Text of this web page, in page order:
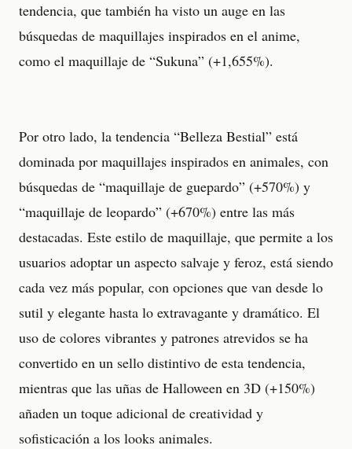
tendencia, que también ha visto un auge en las
búsquedas de maquillajes inspirados en el anime,
como el maquillaje de “Sukuna” (+1,655%).
Por otro lado, la tendencia “Belleza Bestial” está
dominada por maquillajes inspirados en animales, con
búsquedas de “maquillaje de guepardo” (+570%) y
“maquillaje de leopardo” (+670%) entre las más
destacadas. Este estilo de maquillaje, que permite a los
usuarios adoptar un aspecto salvaje y feroz, está siendo
cada vez más popular, con opciones que van desde lo
sutil y elegante hasta lo extravagante y dramático. El
uso de colores vibrantes y patrones atrevidos se ha
convertido en un sello distintivo de esta tendencia,
mientras que las uñas de Halloween en 3D (+150%)
añaden un toque adicional de creatividad y
sofisticación a los looks animales.